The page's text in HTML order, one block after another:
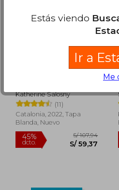
55%
dcto. S/ 79,24
Katherine Salosny
(11)
Catalonia, 2022, Tapa
Blanda, Nuevo
Estás viendo
Ir a
Me